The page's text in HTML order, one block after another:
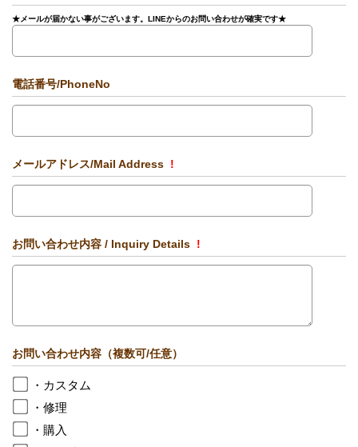
★メールが届かない事がございます。LINEからのお問い合わせが確実です★
電話番号/PhoneNo
メールアドレス/Mail Address !
お問い合わせ内容 / Inquiry Details !
お問い合わせ内容（複数可/任意）
・カスタム
・修理
・購入